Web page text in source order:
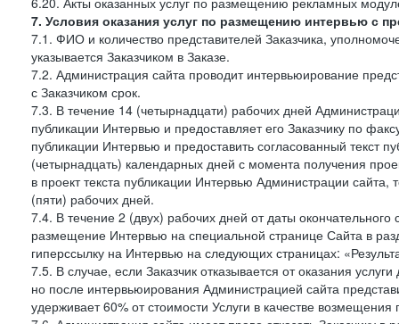
7. Условия оказания услуг по размещению интервью с
7.1. ФИО и количество представителей Заказчика,
указывается Заказчиком в Заказе.
7.2. Администрация сайта проводит интервьюирование
с Заказчиком срок.
7.3. В течение 14 (четырнадцати) рабочих дней
публикации Интервью и предоставляет его Заказчику по
публикации Интервью и предоставить согласованный текст
(четырнадцать) календарных дней с момента получения
в проект текста публикации Интервью Администрации сайта,
(пяти) рабочих дней.
7.4. В течение 2 (двух) рабочих дней от даты
размещение Интервью на специальной странице Сайта в
гиперссылку на Интервью на следующих страницах:
7.5. В случае, если Заказчик отказывается от оказания
но после интервьюирования Администрацией сайта
удерживает 60% от стоимости Услуги в качестве